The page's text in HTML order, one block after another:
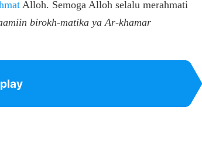
Alloh. Semoga Alloh selalu merahmati
birokh-matika ya Ar-khamar